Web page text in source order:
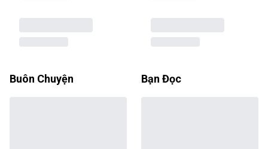
Buôn Chuyện Bạn Đọc